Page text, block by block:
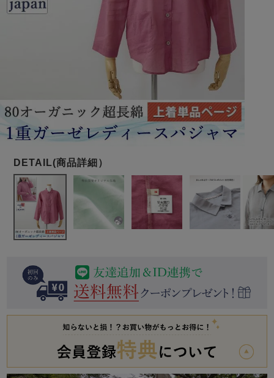
春 夏 秋 冬
ガールズパジャマ
春 夏 秋 冬
ボーイズパジャマ
サッカー/ちぢみ 楊
柳
ニット/ストレッチ 起毛/フランネル
柄物
売れ筋ランキング
すべての生地一覧はこちら
生活雑貨 カタログギフト
売れ筋ランキング
- Item Ranking -
- New Arrival -
目的別でさがす一覧はこちら
すべてのメン
ズ
パジャマ
長袖 半袖 七分袖
前開き かぶり スリーパー
作務衣
羽織・バスロ
ーブ
上着単品
ズボン単品